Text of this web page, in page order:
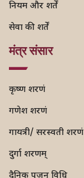
नियम और शर्तें
सेवा की शर्तें
मंत्र संसार
कृष्ण शरणं
गणेश शरणं
गायत्री/ सरस्वती शरणं
दुर्गा शरणम्